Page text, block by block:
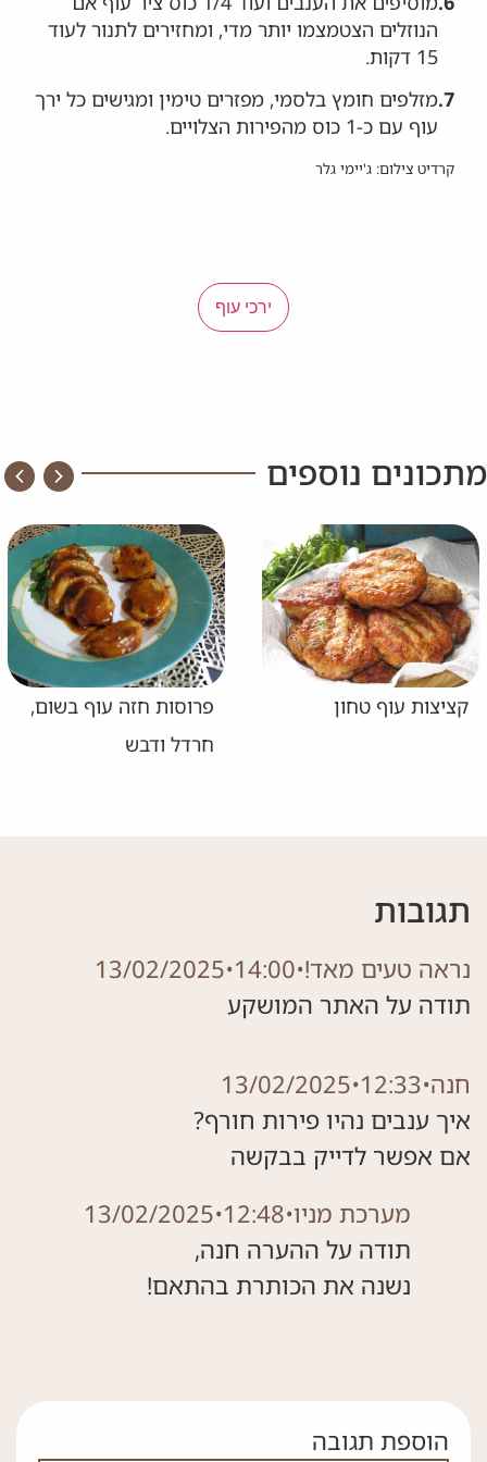
הנוזלים הצטמצמו יותר מדי, ומחזירים לתנור לעוד
15 דקות.
7. מזלפים חומץ בלסמי, מפזרים טימין ומגישים כל ירך
עוף עם כ-1 כוס מהפירות הצלויים.
קרדיט צילום: ג'יימי גלר
ירכי עוף
מתכונים נוספים
קציצות עוף טחון
פרוסות חזה עוף בשום,
חרדל ודבש
תגובות
נראה טעים מאד!•
14:00
•
13/02/2025
תודה על האתר המושקע
חנה•
12:33
•
13/02/2025
אם אפשר לדייק בבקשה
מערכת מניו•
12:48
•
13/02/2025
נשנה את הכותרת בהתאם!
אם אתה לא רובוט אל תמלא את השדה הזה
הוספת תגובה